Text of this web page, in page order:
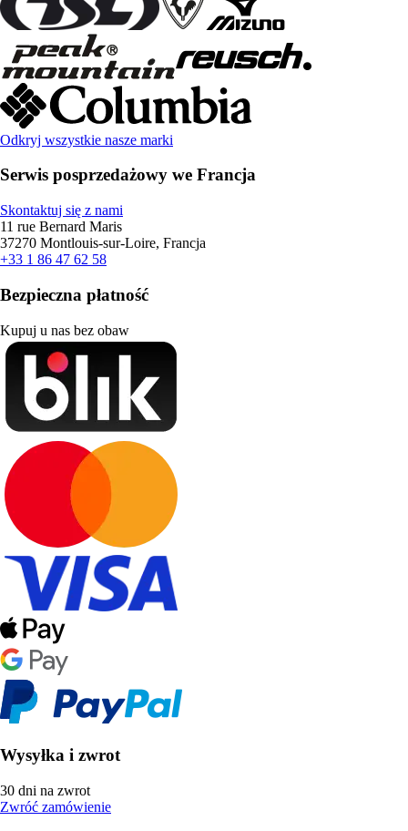
Odkryj wszystkie nasze marki
Serwis posprzedażowy we Francja
Skontaktuj się z nami
11 rue Bernard Maris
37270 Montlouis-sur-Loire, Francja
+33 1 86 47 62 58
Bezpieczna płatność
Kupuj u nas bez obaw
Wysyłka i zwrot
30 dni na zwrot
Zwróć zamówienie